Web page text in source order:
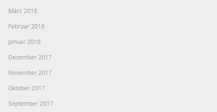
März 2018
Februar 2018
Januar 2018
Dezember 2017
November 2017
Oktober 2017
September 2017